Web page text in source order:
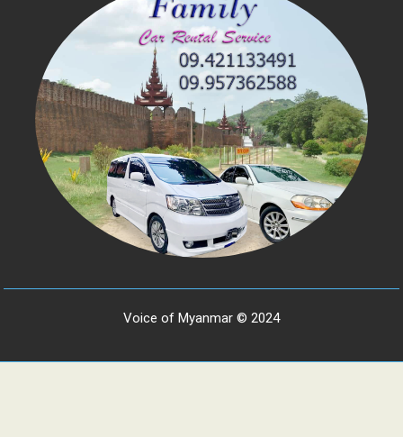
Voice of Myanmar © 2024